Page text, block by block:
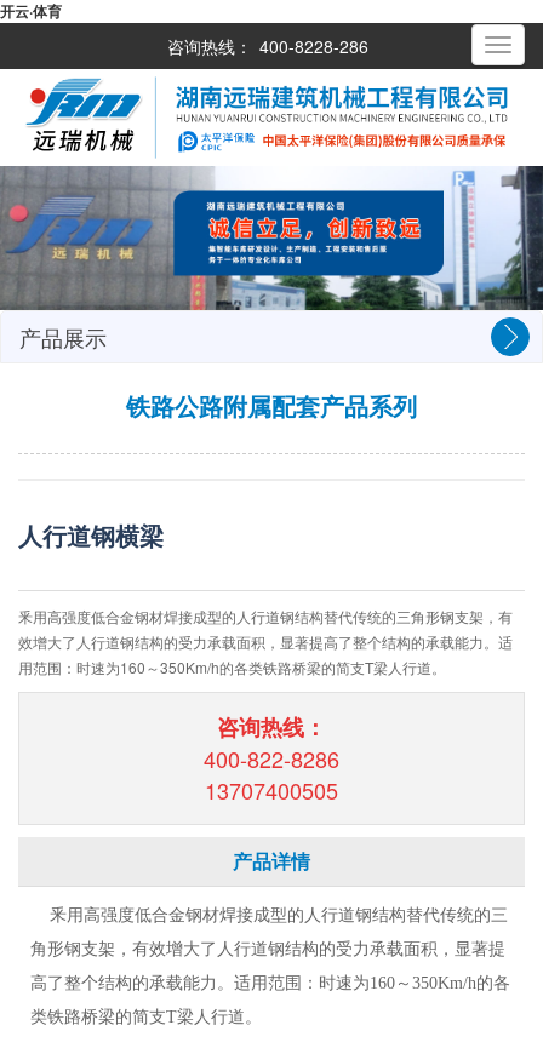
开云·体育
咨询热线： 400-8228-286
产品展示
铁路公路附属配套产品系列
人行道钢横梁
釆用高强度低合金钢材焊接成型的人行道钢结构替代传统的三角形钢支架，有
效增大了人行道钢结构的受力承载面积，显著提高了整个结构的承载能力。适
用范围：时速为160～350Km/h的各类铁路桥梁的简支T梁人行道。
咨询热线：
400-822-8286
13707400505
产品详情
釆用高强度低合金钢材焊接成型的人行道钢结构替代传统的三
角形钢支架，有效增大了人行道钢结构的受力承载面积，显著提
高了整个结构的承载能力。适用范围：时速为160～350Km/h的各
类铁路桥梁的简支T梁人行道。
Toggle